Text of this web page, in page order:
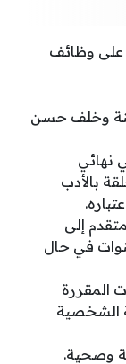
على وظائف
وخلف حسن
نهائي
بالأدب
إلى
في حال
المقررة
الشخصية
وصحية.